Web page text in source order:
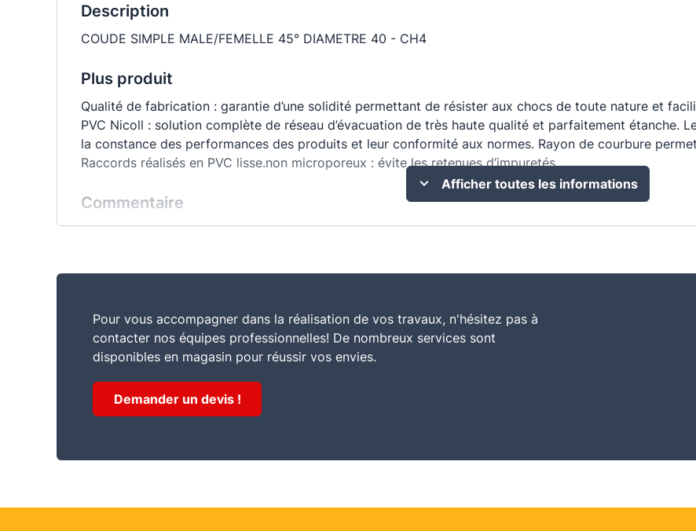
Description
COUDE SIMPLE MALE/FEMELLE 45° DIAMETRE 40 - CH4
Plus produit
Qualité de fabrication : garantie d’une solidité permettant de résister aux chocs de toute nature et
PVC Nicoll : solution complète de réseau d’évacuation de très haute qualité et parfaitement étanche.
la constance des performances des produits et leur conformité aux normes. Rayon de courbure
Raccords réalisés en PVC lisse.non microporeux : évite les retenues d’impuretés.
Commentaire
Facilité d'emboîtement du tube dans le raccord grâce à une fine tolérance dimensionnelle. Bourrelet
Afficher toutes les informations
Pour vous accompagner dans la réalisation de vos travaux, n'hésitez pas à
contacter nos équipes professionnelles! De nombreux services sont
disponibles en magasin pour réussir vos envies.
Demander un devis !